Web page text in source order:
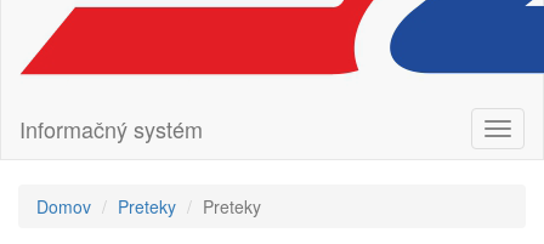
Informačný systém
Domov Preteky Preteky